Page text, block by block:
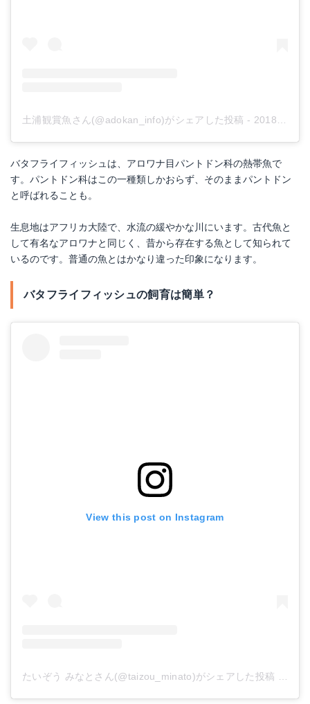
土浦観賞魚さん(@adokan_info)がシェアした投稿 - 2018年12月月28日午前1時19分PST
バタフライフィッシュは、アロワナ目パントドン科の熱帯魚で
す。パントドン科はこの一種類しかおらず、そのままパントドン
と呼ばれることも。
生息地はアフリカ大陸で、水流の緩やかな川にいます。古代魚と
して有名なアロワナと同じく、昔から存在する魚として知られて
いるのです。普通の魚とはかなり違った印象になります。
バタフライフィッシュの飼育は簡単？
View this post on Instagram
たいぞう みなとさん(@taizou_minato)がシェアした投稿